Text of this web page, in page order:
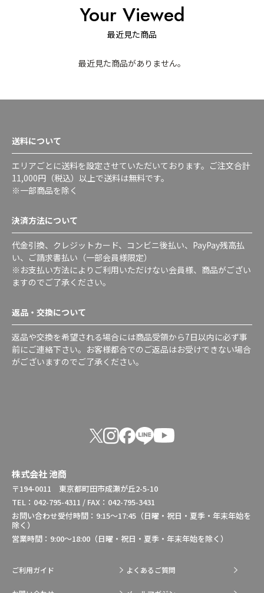
Your Viewed
最近見た商品
最近見た商品がありません。
送料について
エリアごとに送料を設定させていただいております。ご注文合計
11,000円（税込）以上で送料は無料です。
※一部商品を除く
決済方法について
代金引換、クレジットカード、コンビニ後払い、PayPay残高払
い、ご請求書払い（一部会員様限定）
※お支払い方法によりご利用いただけない会員様、商品がござい
ますのでご了承ください。
返品・交換について
返品や交換を希望される場合には商品受領から7日以内に必ず事
前にご連絡下さい。お客様都合でのご返品はお受けできない場合
がございますのでご了承ください。
株式会社 池商
〒194-0011 東京都町田市成瀬が丘2-5-10
TEL：042-795-4311 / FAX：042-795-3431
お問い合わせ受付時間：9:15～17:45（日曜・祝日・夏季・年末年始を
除く）
営業時間：9:00～18:00（日曜・祝日・夏季・年末年始を除く）
ご利用ガイド よくあるご質問